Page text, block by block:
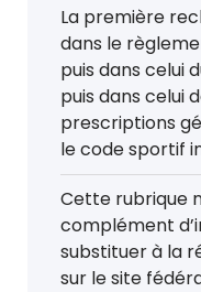
La première
dans le
puis dans celui
puis dans celui
prescriptions
le code sportif
Cette rubrique
complément
substituer à la
sur le site